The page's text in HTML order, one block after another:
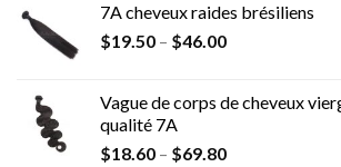
7A cheveux raides brésiliens
$19.50 – $46.00
Vague de corps de cheveux
qualité 7A
$18.60 – $69.80